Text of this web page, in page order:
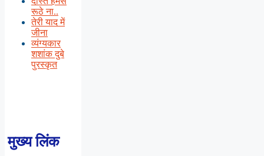
रूठे ना..
तेरी याद में
जीना
व्यंग्यकार
शशांक दुबे
पुरस्कृत
मुख्य लिंक